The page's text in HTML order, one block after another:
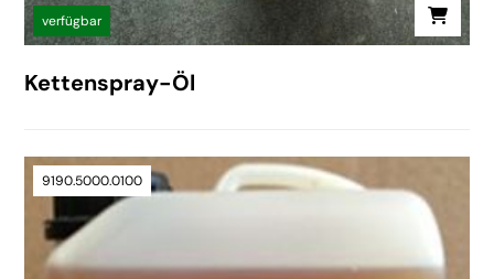
verfügbar
Kettenspray-Öl
9190.5000.0100